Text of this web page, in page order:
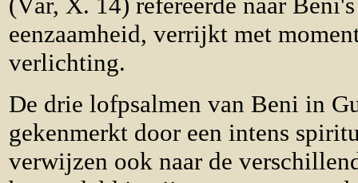
eenzaamheid, verrijkt met
verlichting.
De drie lofpsalmen van Beni in
gekenmerkt door een intens
verwijzen ook naar de